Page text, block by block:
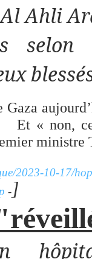
Ahli
Gaza
Et « non,
ministre
2023-10-17/
-]